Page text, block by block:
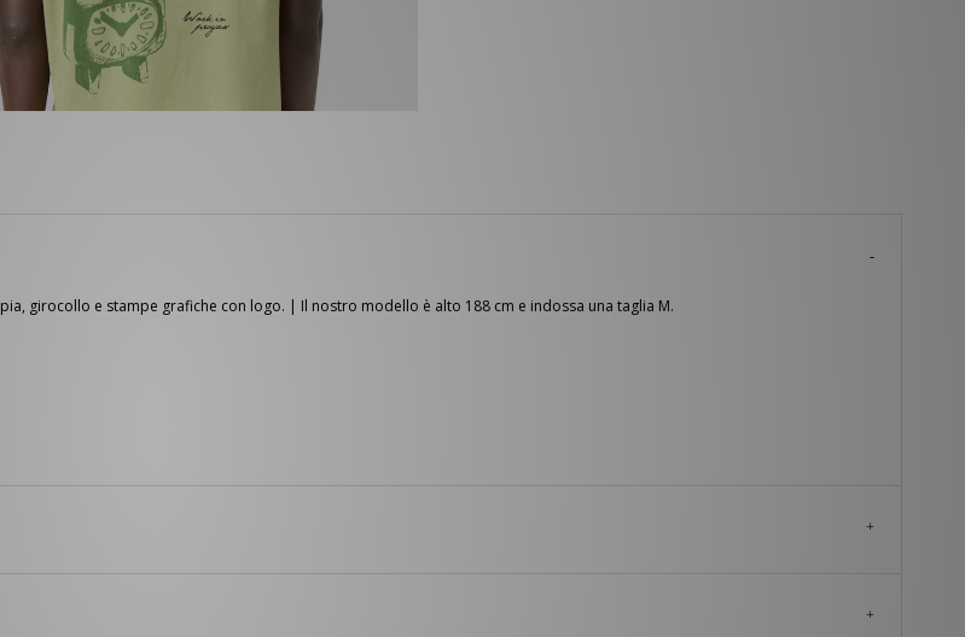
girocollo e stampe grafiche con logo. | Il nostro modello è alto 188 cm e indossa una taglia M.